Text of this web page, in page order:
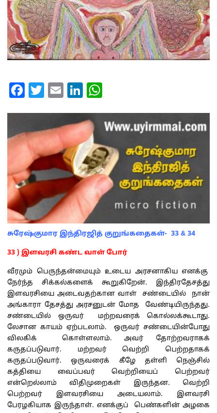
Facebook
Twitter
EmailLinkedIn
சுரேஷ்குமார இந்திரஜித் குறுங்கதைகள்- 33 & 34
33 ) இளவரசி கண்ட வாள் போர்
வீரமும் பெருந்தன்மையும் உடைய அரசனாகிய எனக்கு
நேர்ந்த சிக்கல்களைக் கூறுகிறேன். இந்திரதேசத்து
இளவரசியை அடைவதற்கான வாள் சண்டையில் நான்
அங்காரா தேசத்து அரசனுடன் மோத வேண்டியிருந்தது.
சண்டையில் ஒருவர் மற்றவரைக் கொல்லக்கூடாது.
லேசான காயம் ஏற்படலாம். ஒருவர் சண்டையின்போது
விலகிக் கொள்ளலாம். அவர் தோற்றவராகக்
கருதப்படுவார். மற்றவர் வெற்றி பெற்றதாகக்
கருதப்படுவார். ஒருவரைக் கீழே தள்ளி நெஞ்சில்
கத்தியை வைப்பவர் வெற்றியைப் பெற்றவர்
என்றெல்லாம் விதிமுறைகள் இருந்தன. வெற்றி
பெற்றவர் இளவரசியை அடையலாம். இளவரசி
பேரழகியாக இருந்தாள். எனக்குப் பெண்களின் அழகை